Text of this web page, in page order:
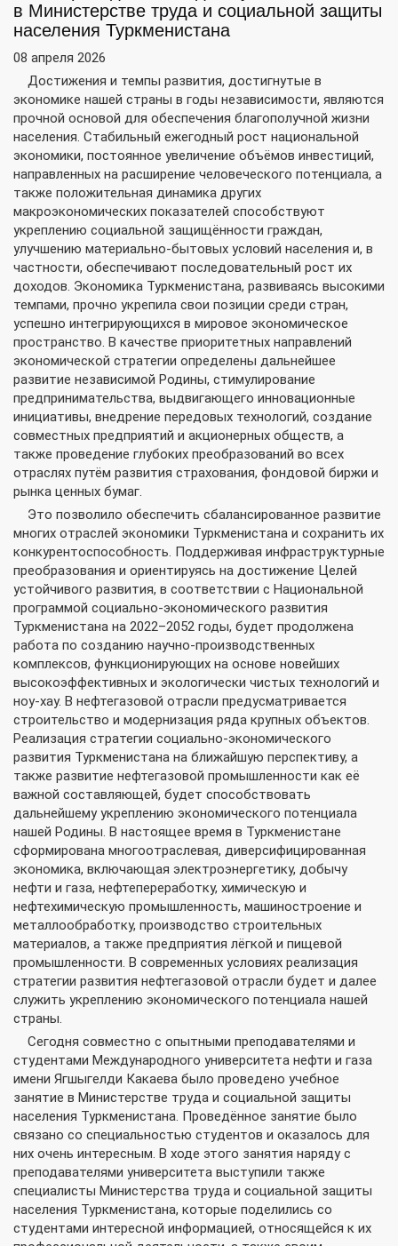
в Министерстве труда и социальной защиты
населения Туркменистана
08 апреля 2026
Достижения и темпы развития, достигнутые в
экономике нашей страны в годы независимости, являются
прочной основой для обеспечения благополучной жизни
населения. Стабильный ежегодный рост национальной
экономики, постоянное увеличение объёмов инвестиций,
направленных на расширение человеческого потенциала, а
также положительная динамика других
макроэкономических показателей способствуют
укреплению социальной защищённости граждан,
улучшению материально-бытовых условий населения и, в
частности, обеспечивают последовательный рост их
доходов. Экономика Туркменистана, развиваясь высокими
темпами, прочно укрепила свои позиции среди стран,
успешно интегрирующихся в мировое экономическое
пространство. В качестве приоритетных направлений
экономической стратегии определены дальнейшее
развитие независимой Родины, стимулирование
предпринимательства, выдвигающего инновационные
инициативы, внедрение передовых технологий, создание
совместных предприятий и акционерных обществ, а
также проведение глубоких преобразований во всех
отраслях путём развития страхования, фондовой биржи и
рынка ценных бумаг.
Это позволило обеспечить сбалансированное развитие
многих отраслей экономики Туркменистана и сохранить их
конкурентоспособность. Поддерживая инфраструктурные
преобразования и ориентируясь на достижение Целей
устойчивого развития, в соответствии с Национальной
программой социально-экономического развития
Туркменистана на 2022–2052 годы, будет продолжена
работа по созданию научно-производственных
комплексов, функционирующих на основе новейших
высокоэффективных и экологически чистых технологий и
ноу-хау. В нефтегазовой отрасли предусматривается
строительство и модернизация ряда крупных объектов.
Реализация стратегии социально-экономического
развития Туркменистана на ближайшую перспективу, а
также развитие нефтегазовой промышленности как её
важной составляющей, будет способствовать
дальнейшему укреплению экономического потенциала
нашей Родины. В настоящее время в Туркменистане
сформирована многоотраслевая, диверсифицированная
экономика, включающая электроэнергетику, добычу
нефти и газа, нефтепереработку, химическую и
нефтехимическую промышленность, машиностроение и
металлообработку, производство строительных
материалов, а также предприятия лёгкой и пищевой
промышленности. В современных условиях реализация
стратегии развития нефтегазовой отрасли будет и далее
служить укреплению экономического потенциала нашей
страны.
Сегодня совместно с опытными преподавателями и
студентами Международного университета нефти и газа
имени Ягшыгелди Какаева было проведено учебное
занятие в Министерстве труда и социальной защиты
населения Туркменистана. Проведённое занятие было
связано со специальностью студентов и оказалось для
них очень интересным. В ходе этого занятия наряду с
преподавателями университета выступили также
специалисты Министерства труда и социальной защиты
населения Туркменистана, которые поделились со
студентами интересной информацией, относящейся к их